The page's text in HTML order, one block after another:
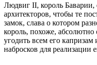
Людвиг II, король Баварии,
архитекторов, чтобы те
замок, слава о котором
король, похоже,
угодить всем его
набросков для реализации